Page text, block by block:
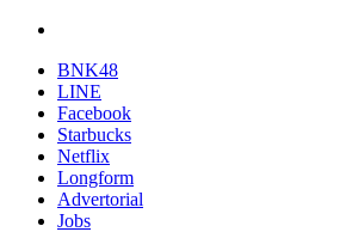
BNK48
LINE
Facebook
Starbucks
Netflix
Longform
Advertorial
Jobs